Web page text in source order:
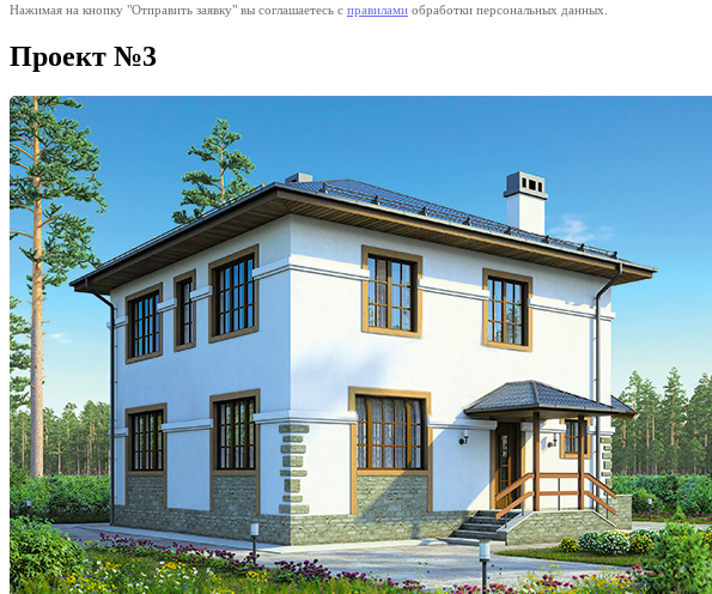
Нажимая на кнопку "Отправить заявку" вы соглашаетесь с правилами обработки персональных данных.
Проект №3